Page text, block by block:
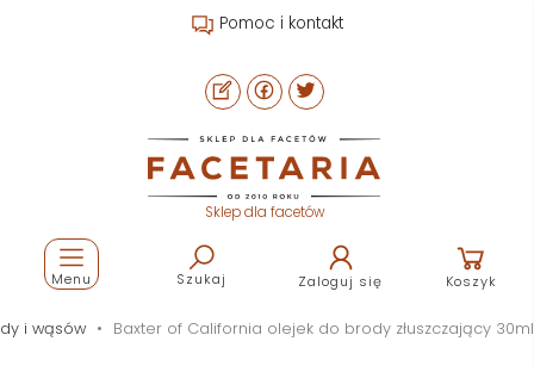
Pomoc i kontakt
Sklep dla facetów
Szukaj Zaloguj się Koszyk
Menu
i wąsów Baxter of California olejek do brody złuszczający 30ml